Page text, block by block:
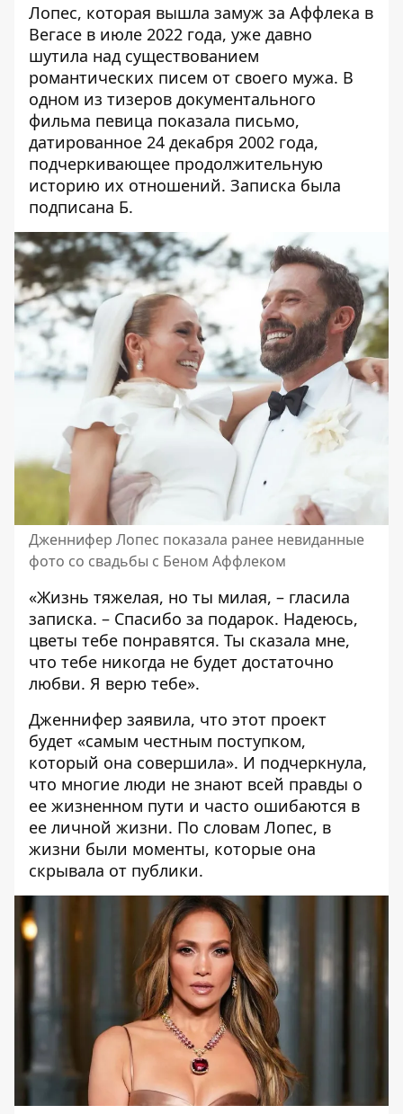
Лопес, которая вышла замуж за Аффлека в
Вегасе в июле 2022 года, уже давно
шутила над существованием
романтических писем от своего мужа. В
одном из тизеров документального
фильма певица показала письмо,
датированное 24 декабря 2002 года,
подчеркивающее продолжительную
историю их отношений. Записка была
подписана Б.
Дженнифер Лопес показала ранее невиданные
фото со свадьбы с Беном Аффлеком
«Жизнь тяжелая, но ты милая, – гласила
записка. – Спасибо за подарок. Надеюсь,
цветы тебе понравятся. Ты сказала мне,
что тебе никогда не будет достаточно
любви. Я верю тебе».
Дженнифер заявила, что этот проект
будет «самым честным поступком,
который она совершила». И подчеркнула,
что многие люди не знают всей правды о
ее жизненном пути и часто ошибаются в
ее личной жизни. По словам Лопес, в
жизни были моменты, которые она
скрывала от публики.